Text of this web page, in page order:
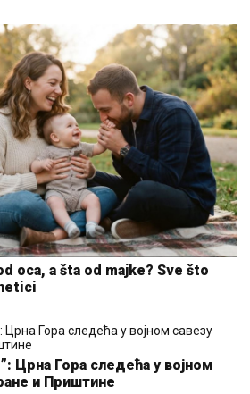
oca, a šta od majke? Sve što
Црна Гора следећа у војном
и Приштине